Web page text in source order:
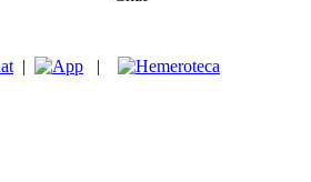
| |